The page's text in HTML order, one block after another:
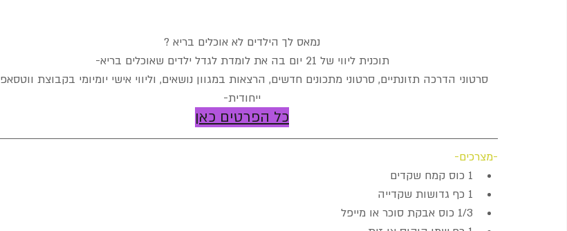
נמאס לך הילדים לא אוכלים בריא ?
תוכנית ליווי של 21 יום בה את לומדת לגדל ילדים שאוכלים בריא-
סרטוני הדרכה תזונתיים, סרטוני מתכונים חדשים, הרצאות במגוון נושאים, וליווי אישי יומיומי בקבוצת ווטסאפ
ייחודית-
כל הפרטים כאן
-מצרכים-
1 כוס קמח שקדים
1 כף גדושות שקדייה
1/3 כוס אבקת סוכר או מייפל